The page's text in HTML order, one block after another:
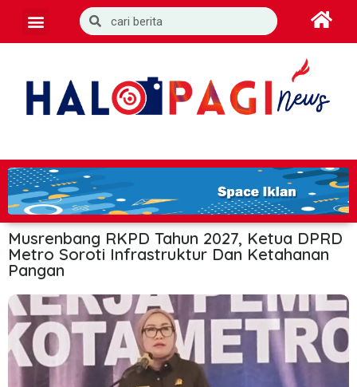
Musrenbang RKPD Tahun 2027, Ketua DPRD
Metro Soroti Infrastruktur Dan Ketahanan
Pangan